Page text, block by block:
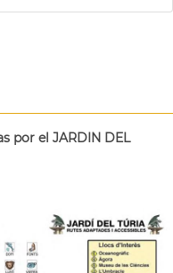
por el JARDIN DEL